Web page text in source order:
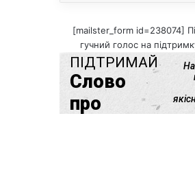
[mailster_form id=238074]
гучний голос на